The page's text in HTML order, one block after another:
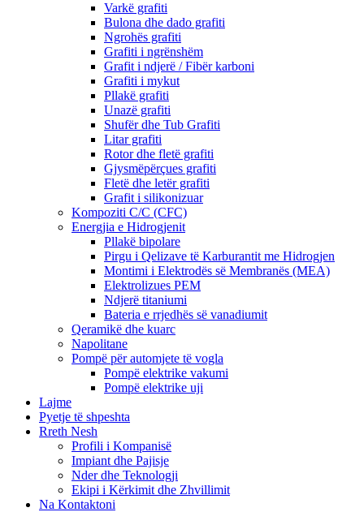
Varkë grafiti
Bulona dhe dado grafiti
Ngrohës grafiti
Grafiti i ngrënshëm
Grafit i ndjerë / Fibër karboni
Grafiti i mykut
Pllakë grafiti
Unazë grafiti
Shufër dhe Tub Grafiti
Litar grafiti
Rotor dhe fletë grafiti
Gjysmëpërçues grafiti
Fletë dhe letër grafiti
Grafit i silikonizuar
Kompoziti C/C (CFC)
Energjia e Hidrogjenit
Pllakë bipolare
Pirgu i Qelizave të Karburantit me Hidrogjen
Montimi i Elektrodës së Membranës (MEA)
Elektrolizues PEM
Ndjerë titaniumi
Bateria e rrjedhës së vanadiumit
Qeramikë dhe kuarc
Napolitane
Pompë për automjete të vogla
Pompë elektrike vakumi
Pompë elektrike uji
Lajme
Pyetje të shpeshta
Rreth Nesh
Profili i Kompanisë
Impiant dhe Pajisje
Nder dhe Teknologji
Ekipi i Kërkimit dhe Zhvillimit
Na Kontaktoni